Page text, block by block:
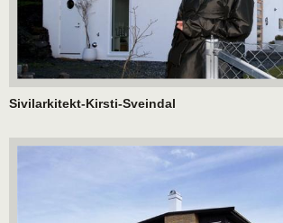
Sivilarkitekt-Kirsti-Sveindal